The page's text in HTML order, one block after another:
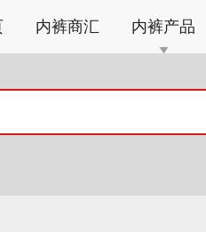
内裤商汇 内裤产品